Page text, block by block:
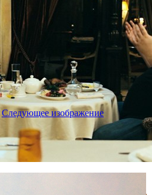
Следующее изображение